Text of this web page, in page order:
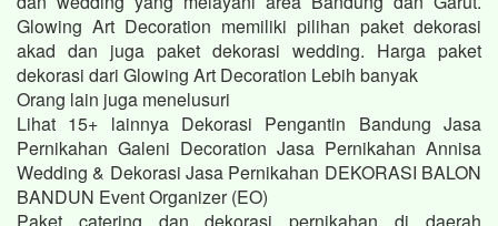
Glowing Art Decoration memiliki pilihan paket dekorasi
akad dan juga paket dekorasi wedding. Harga paket
dekorasi dari Glowing Art Decoration Lebih banyak
Orang lain juga menelusuri
Lihat 15+ lainnya Dekorasi Pengantin Bandung Jasa
Pernikahan Galeni Decoration Jasa Pernikahan Annisa
Wedding & Dekorasi Jasa Pernikahan DEKORASI BALON
BANDUN Event Organizer (EO)